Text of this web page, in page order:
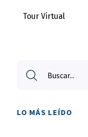
Tour Virtual
Buscar...
Buscar
LO MÁS LEÍDO